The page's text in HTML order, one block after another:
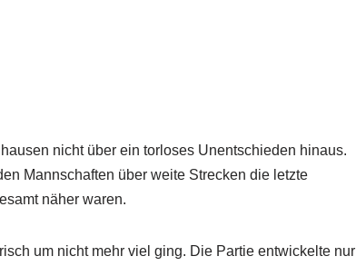
nicht über ein torloses Unentschieden hinaus.
Mannschaften über weite Strecken die letzte
näher waren.
um nicht mehr viel ging. Die Partie entwickelte nur